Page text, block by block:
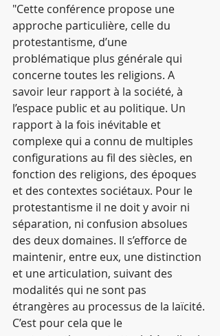
"Cette conférence propose une
approche particulière, celle du
protestantisme, d’une
problématique plus générale qui
concerne toutes les religions. A
savoir leur rapport à la société, à
l’espace public et au politique. Un
rapport à la fois inévitable et
complexe qui a connu de multiples
configurations au fil des siècles, en
fonction des religions, des époques
et des contextes sociétaux. Pour le
protestantisme il ne doit y avoir ni
séparation, ni confusion absolues
des deux domaines. Il s’efforce de
maintenir, entre eux, une distinction
et une articulation, suivant des
modalités qui ne sont pas
étrangères au processus de la laïcité.
C’est pour cela que le